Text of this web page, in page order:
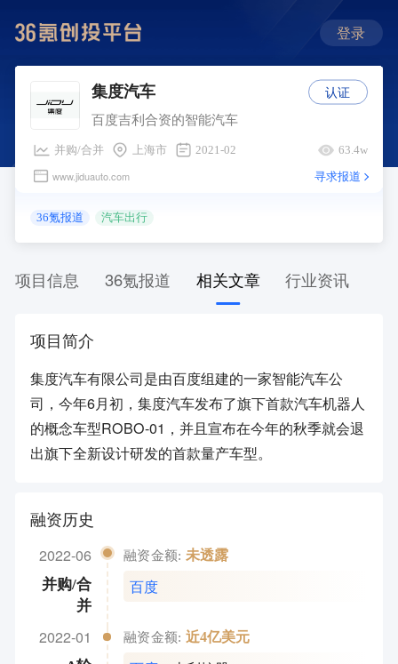
登录
集度汽车
百度吉利合资的智能汽车
并购/合并 上海市 2021-02 63.4w
www.jiduauto.com 寻求报道
36氪报道 汽车出行
认证
项目信息 36氪报道 相关文章 行业资讯
项目简介
集度汽车有限公司是由百度组建的一家智能汽车公
司，今年6月初，集度汽车发布了旗下首款汽车机器人
的概念车型ROBO-01，并且宣布在今年的秋季就会退
出旗下全新设计研发的首款量产车型。
融资历史
2022-06
并购/合
并
融资金额: 未透露
百度
2022-01 融资金额: 近4亿美元